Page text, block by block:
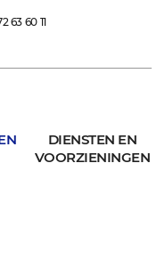
63 60 11
DIENSTEN EN
VOORZIENINGEN